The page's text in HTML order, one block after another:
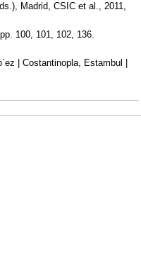
Madrid, CSIC et al., 2011,
100, 101, 102, 136.
| Costantinopla, Estambul |